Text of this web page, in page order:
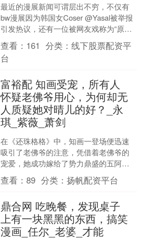
最近的漫展新闻可谓层出不穷，不仅有
bw漫展因为韩国女Coser @Yasal被举报
引发热议，还有一位被网友戏称为“原图
哥”的老哥，成功抢占了热搜榜单的头
条。 这....
查看： 161 分类：线下股票配资平
台
富裕配 知画受宠，所有人
怀疑老佛爷用心，为何却无
人质疑她对晴儿的好？_永
琪_紫薇_萧剑
在《还珠格格》中，知画一登场便迅速
吸引了老佛爷的注意，凭借着老佛爷的
宠爱，她成功嫁给了势力鼎盛的五阿哥
永琪，并为他诞下了绵忆。随后，在老
佛爷的支持下，她更是凭借....
查看：89 分类：扬帆配资平台
鼎合网 吃晚餐，发现桌子
上有一块黑黑的东西，搞笑
漫画_任尔_老婆_才能